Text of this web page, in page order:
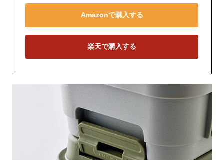
Amazonで購入する
楽天で購入する